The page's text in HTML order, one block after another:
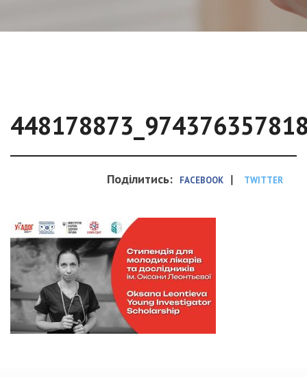
Поділитись: FACEBOOK | TWITTER